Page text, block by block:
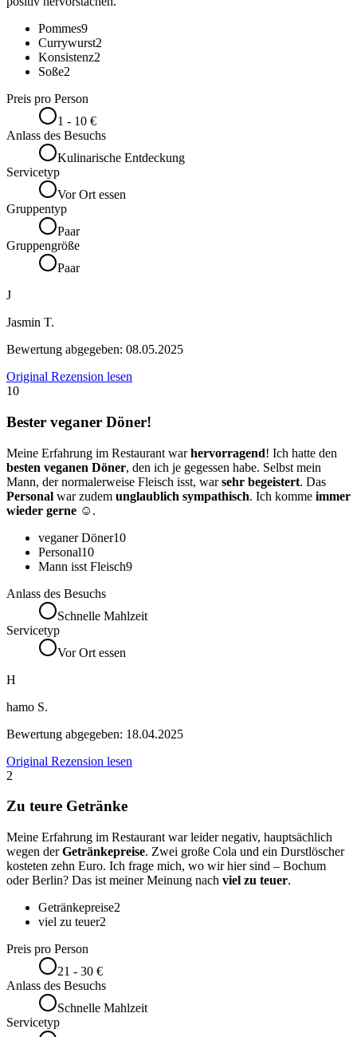
Pommes9
Currywurst2
Konsistenz2
Soße2
Preis pro Person
1 - 10 €
Anlass des Besuchs
Kulinarische Entdeckung
Servicetyp
Vor Ort essen
Gruppentyp
Paar
Gruppengröße
Paar
J
Jasmin T.
Bewertung abgegeben: 08.05.2025
Original Rezension lesen
10
Bester veganer Döner!
Meine Erfahrung im Restaurant warhervorragend! Ich hatte den
besten veganen Döner, den ich je gegessen habe. Selbst mein
Mann, der normalerweise Fleisch isst, warsehr begeistert. Das
Personal war zudem unglaublich sympathisch. Ich komme immer
wieder gerne ☺️.
veganer Döner10
Personal10
Mann isst Fleisch9
Anlass des Besuchs
Schnelle Mahlzeit
Servicetyp
Vor Ort essen
H
hamo S.
Bewertung abgegeben: 18.04.2025
Original Rezension lesen
2
Zu teure Getränke
Meine Erfahrung im Restaurant war leider negativ, hauptsächlich
wegen derGetränkepreise. Zwei große Cola und ein Durstlöscher
kosteten zehn Euro. Ich frage mich, wo wir hier sind – Bochum
oder Berlin? Das ist meiner Meinung nach viel zu teuer.
Getränkepreise2
viel zu teuer2
Preis pro Person
21 - 30 €
Anlass des Besuchs
Schnelle Mahlzeit
Servicetyp